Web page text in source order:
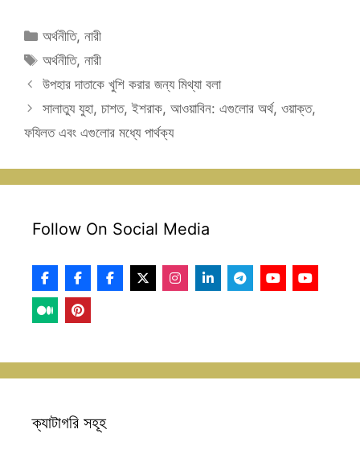
Categories
অর্থনীতি,নারী
Tags
অর্থনীতি,নারী
উপহার দাতাকে খুশি করার জন্য মিথ্যা বলা
সালাতুয যুহা, চাশত, ইশরাক, আওয়াবিন: এগুলোর অর্থ, ওয়াক্ত,
ফযিলত এবং এগুলোর মধ্যে পার্থক্য
Follow On Social Media
ক্যাটাগরি সহূহ